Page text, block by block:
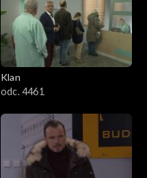
Klan
odc. 4461